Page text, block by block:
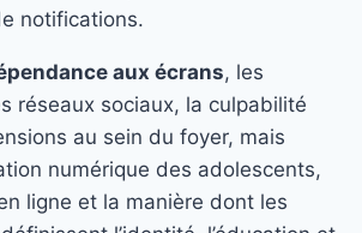
notifications.
aux écrans, les
réseaux sociaux, la culpabilité
au sein du foyer, mais
numérique des adolescents,
ligne et la manière dont les